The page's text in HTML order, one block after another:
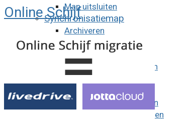
Map uitsluiten
Synchronisatiemap
Archiveren
Archief terugzetten
Bestanden toevoegen
Selectief synchroniseren
Delen
Delen met personen
Openbare URL aanmaken
Openbare URL verwijderen
Online Schijf